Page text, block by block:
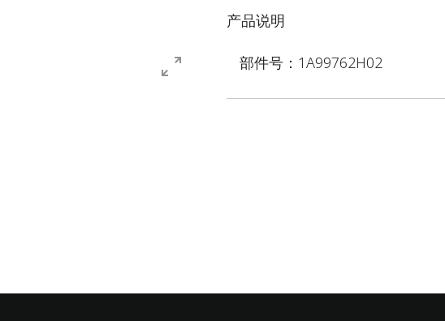
产品说明
部件号：1A99762H02